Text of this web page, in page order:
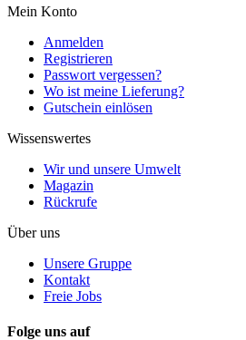
Mein Konto
Anmelden
Registrieren
Passwort vergessen?
Wo ist meine Lieferung?
Gutschein einlösen
Wissenswertes
Wir und unsere Umwelt
Magazin
Rückrufe
Über uns
Unsere Gruppe
Kontakt
Freie Jobs
Folge uns auf